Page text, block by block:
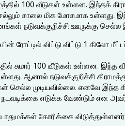
100 வீடுகள் உள்ளன. இந்தக்
மிக மோசமாக உள்ளது. இந்த
நடுவக்குறிச்சி ஊருக்கு
விட்டு விட்டு 1 கிலோ
சுமார் 100 வீடுகள் உள்ளன. இந்த
ஆனால் நடுவக்குறிச்சி
முடியவில்லை. எனவே இந்த
நடவடிக்கை எடுக்க வேண்டும் என
கோரிக்கை விடுத்துள்ளனர்.